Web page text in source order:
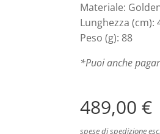
Materiale:
Lunghezza (cm):
Peso (g): 88
*Puoi anche
489,00 €
spese di spedizione